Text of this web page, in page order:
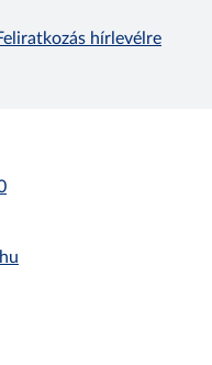
hírlevélre